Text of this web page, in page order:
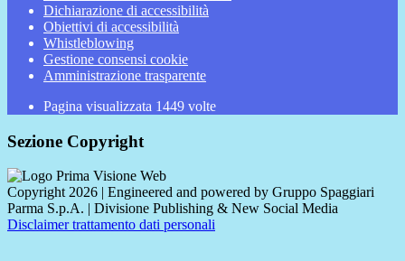
Dichiarazione di accessibilità
Obiettivi di accessibilità
Whistleblowing
Gestione consensi cookie
Amministrazione trasparente
Pagina visualizzata 1449 volte
Sezione Copyright
Copyright 2026 | Engineered and powered by Gruppo Spaggiari
Parma S.p.A. | Divisione Publishing & New Social Media
Disclaimer trattamento dati personali